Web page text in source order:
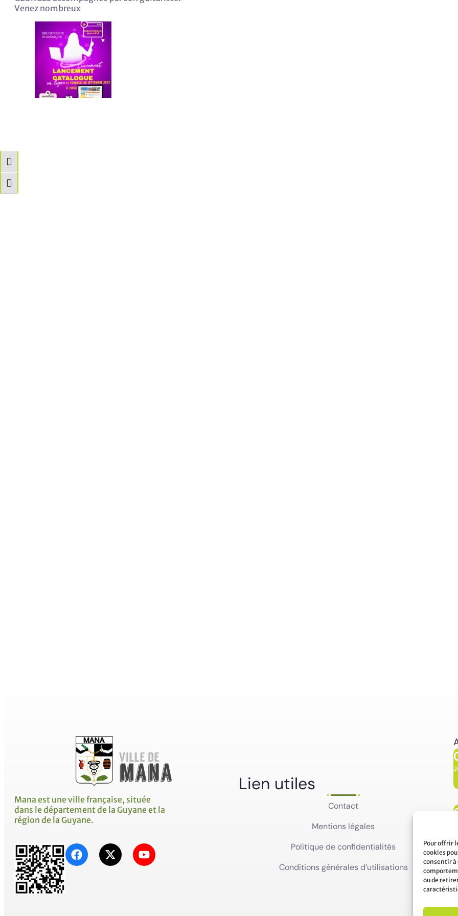
Pour offrir
cookies
consentir à
ou de
Passer en contraste élevé
Changer la taille de la police
Venez nombreux
Mana est une ville française, située
dans le département de la Guyane et la
région de la Guyane.
Lien utiles
Contact
Mentions légales
Politique de confidentialités
Conditions générales d’utilisations